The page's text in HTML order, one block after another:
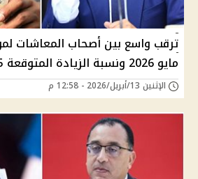
ترقب واسع بين أصحاب المعاشات
مايو 2026 ونسبة الزيادة المتوقعة 15%
الإثنين 13/أبريل/2026 - 12:58 م